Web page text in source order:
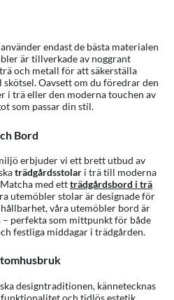
endast de bästa materialen
är tillverkade av noggrant
och metall för att säkerställa
Oavsett om du föredrar den
i trä eller den moderna touchen av
som passar din stil.
Bord
erbjuder vi ett brett utbud av
trädgårdsstolar i trä till moderna
med ettträdgårdsbord i trä
utemöbler stolar är designade för
våra utemöbler bord är
perfekta som mittpunkt för både
festliga middagar i trädgården.
designtraditionen, kännetecknas
och tidlös estetik.